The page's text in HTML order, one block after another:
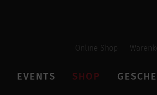
Online-Shop
EVENTS SHOP